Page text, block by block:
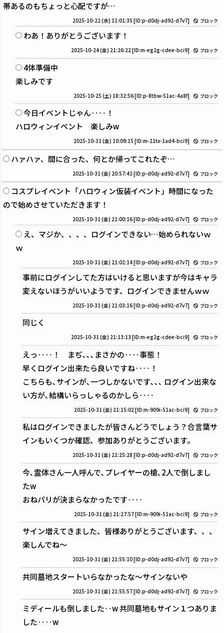
帯あるのもちょっと心配ですが…
2025-10-22 (水) 11:01:35 [ID:p-d0dj-ad92-d7v7] ブロック
わあ！ありがとうございます！
2025-10-24 (金) 21:26:22[ID:m-eg2g-cdee-bci9] ブロック
4体準備中
楽しみです
2025-10-25 (土) 18:32:56[ID:p-8tbw-51ac-4a8f] ブロック
今日イベントじゃん‥‥！
ハロウィンイベント 楽しみw
2025-10-31 (金) 10:09:15 [ID:m-21tx-1ad4-bci9] ブロック
ハァハァ、間に合った、何とか帰ってこれたぞ…
2025-10-31 (金) 20:57:41 [ID:p-d0dj-ad92-d7v7] ブロック
コスプレイベント「ハロウィン仮装イベント」時間になった
ので始めさせていただきます！
2025-10-31 (金) 21:00:16[ID:p-d0dj-ad92-d7v7] ブロック
え、マジか、、、、ログインできない…始められないｗ
ｗ
2025-10-31 (金) 21:02:14[ID:p-d0dj-ad92-d7v7] ブロック
事前にログインしてた方はいけると思いますが今はキャラ
変えないほうがいいようです、ログインできませんｗｗ
2025-10-31 (金) 21:03:16[ID:p-d0dj-ad92-d7v7] ブロック
同じく
2025-10-31 (金) 21:13:13 [ID:m-eg2g-cdee-bci9] ブロック
えっ‥‥！ まぢ､､､まさかの‥‥事態！
早くログイン出来たら良いですね‥‥！
こちらも､サインが､一つしかないです､､､ ログイン出来な
い方が､結構いらっしゃるのかしら‥‥
2025-10-31 (金) 21:15:02 [ID:m-909i-51ac-bci9] ブロック
私はログインできましたが皆さんどうでしょう？合言葉サ
インもいくつか確認、参加ありがとうございます。
2025-10-31 (金) 21:25:28 [ID:p-d0dj-ad92-d7v7] ブロック
今､霊体さん一人呼んで､プレイヤーの槍､2人で倒しまし
たw
おねパリが決まらなかったです‥‥
2025-10-31 (金) 21:27:57[ID:m-909i-51ac-bci9] ブロック
サイン増えてきました、皆様ありがとうございます、、、
楽しんでね～
2025-10-31 (金) 21:55:10[ID:p-d0dj-ad92-d7v7] ブロック
共同墓地スタートいらなかったな～サインないや
2025-10-31 (金) 21:55:57[ID:p-d0dj-ad92-d7v7] ブロック
ミディールも倒しました‥w 共同墓地もサイン１つありま
した‥‥w